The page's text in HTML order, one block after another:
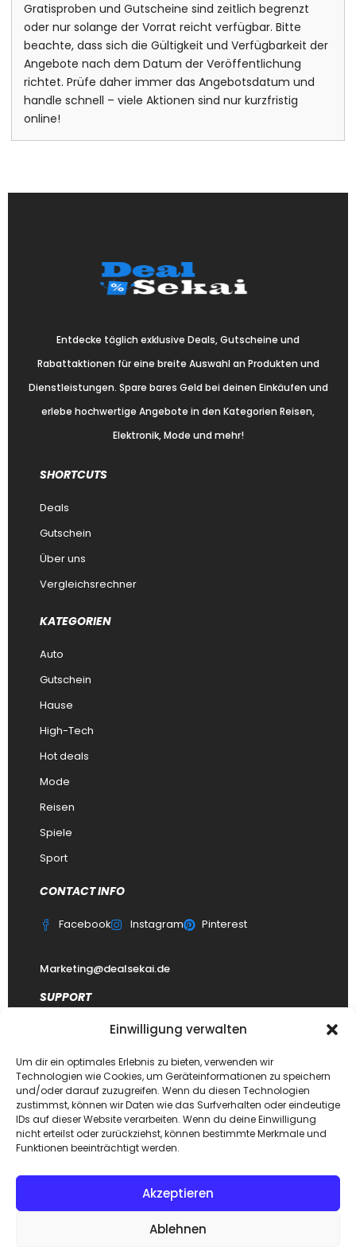
Einwilligung verwalten
Um dir ein optimales Erlebnis zu bieten, verwenden wir
Technologien wie Cookies, um Geräteinformationen zu speichern
und/oder darauf zuzugreifen. Wenn du diesen Technologien
zustimmst, können wir Daten wie das Surfverhalten oder eindeutige
IDs auf dieser Website verarbeiten. Wenn du deine Einwilligung
nicht erteilst oder zurückziehst, können bestimmte Merkmale und
Funktionen beeinträchtigt werden.
Akzeptieren
Ablehnen
Gratisproben und Gutscheine sind zeitlich begrenzt
oder nur solange der Vorrat reicht verfügbar. Bitte
beachte, dass sich die Gültigkeit und Verfügbarkeit der
Angebote nach dem Datum der Veröffentlichung
richtet. Prüfe daher immer das Angebotsdatum und
handle schnell – viele Aktionen sind nur kurzfristig
online!
Entdecke täglich exklusive Deals, Gutscheine und
Rabattaktionen für eine breite Auswahl an Produkten und
Dienstleistungen. Spare bares Geld bei deinen Einkäufen und
erlebe hochwertige Angebote in den Kategorien Reisen,
Elektronik, Mode und mehr!
SHORTCUTS
Deals
Gutschein
Über uns
Vergleichsrechner
KATEGORIEN
Auto
Gutschein
Hause
High-Tech
Hot deals
Mode
Reisen
Spiele
Sport
CONTACT INFO
Facebook Instagram Pinterest
Marketing@dealsekai.de
SUPPORT
datenschutzerklärung
Impressum
Haftungsausschluss
FAQ Dealsekai
Copyright © 2026. Designed byDealsekai